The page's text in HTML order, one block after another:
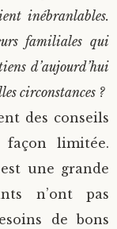
inébranlables.
familiales qui
d’aujourd’hui
circonstances ?
des conseils
limitée.
une grande
n’ont pas
de bons